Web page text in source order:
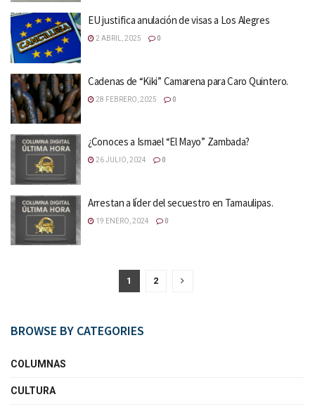
EU justifica anulación de visas a Los Alegres
2 ABRIL, 2025 0
Cadenas de “Kiki” Camarena para Caro Quintero.
28 FEBRERO, 2025 0
¿Conoces a Ismael “El Mayo” Zambada?
26 JULIO, 2024 0
Arrestan a líder del secuestro en Tamaulipas.
19 ENERO, 2024 0
1 2
BROWSE BY CATEGORIES
COLUMNAS
CULTURA